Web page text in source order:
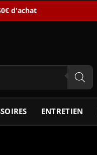
d'achat
ENTRETIEN